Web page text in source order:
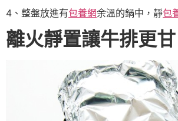
4、整盤放進有包養網余溫的鍋中，靜包
離火靜置讓牛排更